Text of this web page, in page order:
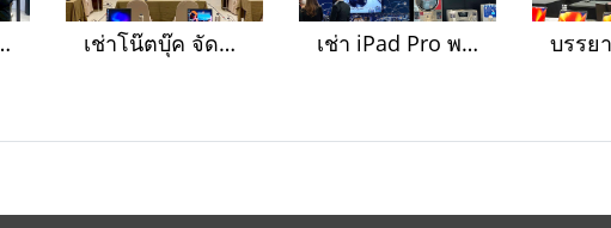
กสารตั้งโต๊ะ ครบชุด จัดงานอีเว้นท์ เช่าโน๊ตบุ๊ค จัดงานประชุมสัมมนา จัดส่งถึงสุราษฎร์ธานี เช่า iPad Pro พร้อมขาตั้ง ออกบูธ งานอีเว้นท์